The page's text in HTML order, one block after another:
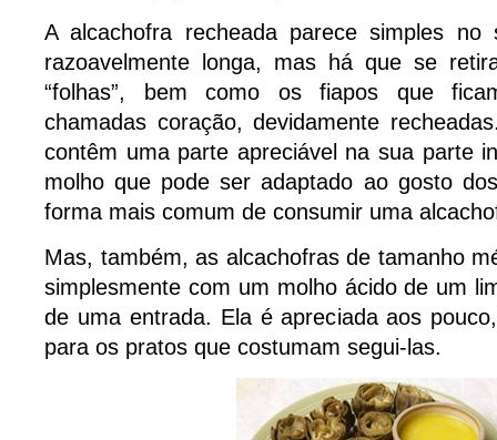
A alcachofra recheada parece simples
razoavelmente longa, mas há que se
“folhas”, bem como os fiapos que
chamadas coração, devidamente
contêm uma parte apreciável na sua parte
molho que pode ser adaptado ao gosto
forma mais comum de consumir uma
Mas, também, as alcachofras de tamanho
simplesmente com um molho ácido de um
de uma entrada. Ela é apreciada aos
para os pratos que costumam segui-las.